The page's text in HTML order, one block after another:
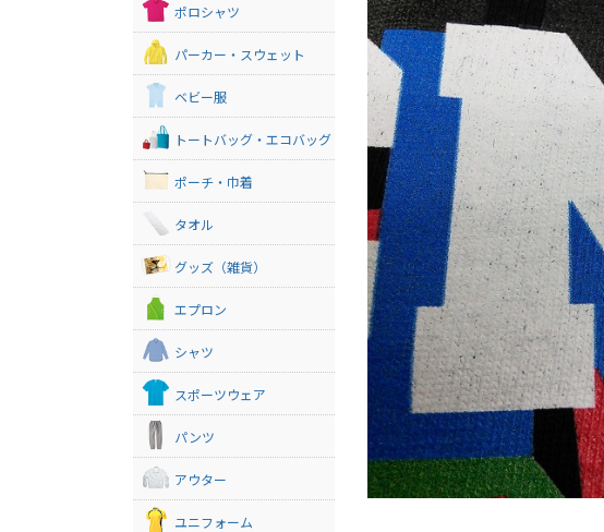
ポロシャツ
パーカー・スウェット
ベビー服
トートバッグ・エコバッグ
ポーチ・巾着
タオル
グッズ（雑貨）
エプロン
シャツ
スポーツウェア
パンツ
アウター
ユニフォーム